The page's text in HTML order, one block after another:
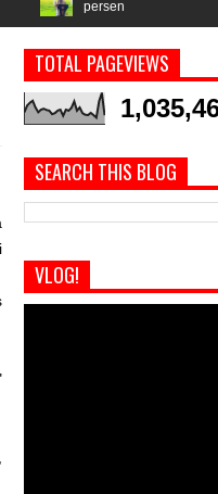
TOTAL PAGEVIEWS
SEARCH THIS BLOG
VLOG!